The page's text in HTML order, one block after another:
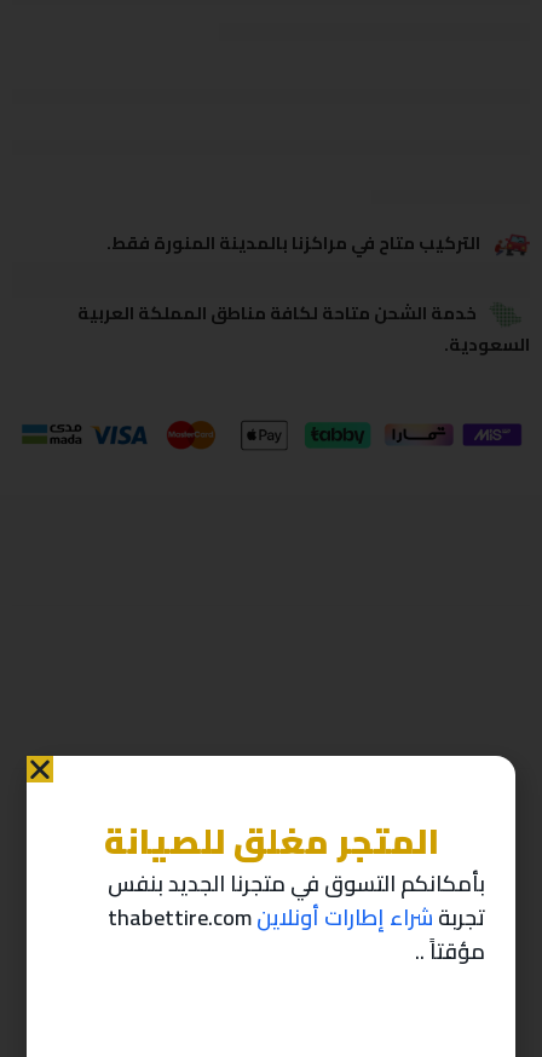
التركيب متاح في مراكزنا بالمدينة المنورة فقط.
خدمة الشحن متاحة لكافة مناطق المملكة العربية
السعودية.
منتجات ذات صله
-10%
المتجر مغلق للصيانة
بأمكانكم التسوق في متجرنا الجديد بنفس
تجربةشراء إطارات أونلاينthabettire.com
مؤقتاً ..